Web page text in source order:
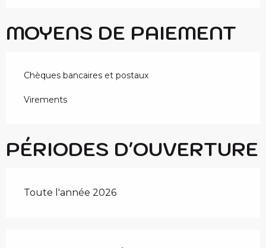
MOYENS DE PAIEMENT
Chèques bancaires et postaux
Virements
PÉRIODES D'OUVERTURE
Toute l'année 2026